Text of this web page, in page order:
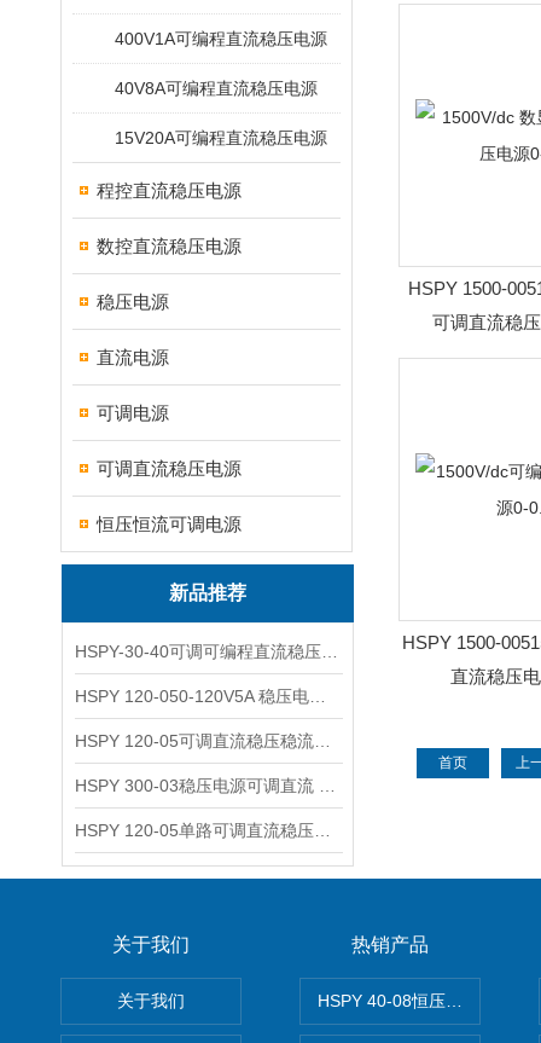
400V1A可编程直流稳压电源
40V8A可编程直流稳压电源
15V20A可编程直流稳压电源
程控直流稳压电源
数控直流稳压电源
稳压电源
直流电源
可调电源
可调直流稳压电源
恒压恒流可调电源
新品推荐
HSPY 1500-
可调直流稳
HSPY 1500-
直流稳压
首页 上
关于我们
关于我们
热销产品
HSPY 40-08恒压恒流恒功率